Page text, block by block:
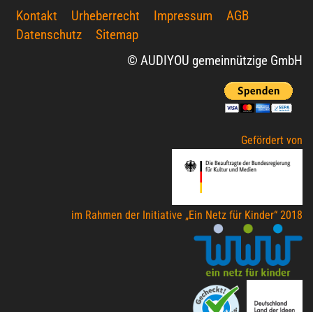
Kontakt Urheberrecht Impressum
AGB
Datenschutz
Sitemap
© AUDIYOU gemeinnützige GmbH
Gefördert von
im Rahmen der Initiative „Ein Netz für Kinder“ 2018